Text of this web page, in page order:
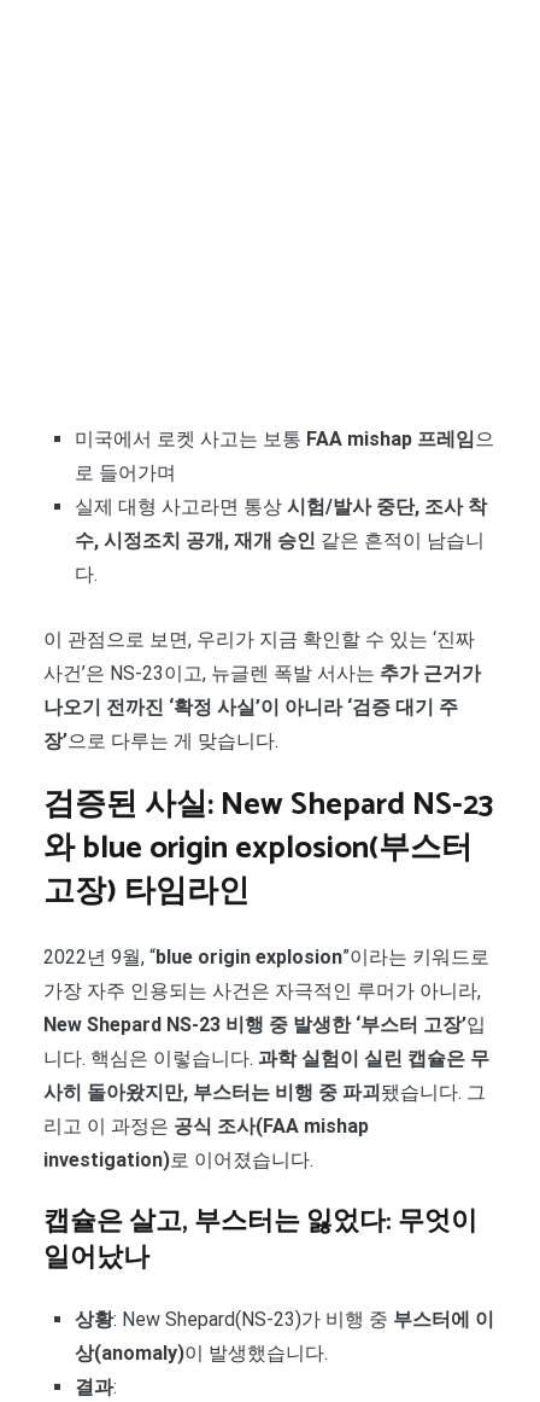
미국에서 로켓 사고는 보통 FAA mishap 프레임으
로 들어가며
실제 대형 사고라면 통상 시험/발사 중단, 조사 착
수, 시정조치 공개, 재개 승인 같은 흔적이 남습니
다.
이 관점으로 보면, 우리가 지금 확인할 수 있는 ‘진짜
사건’은 NS-23이고, 뉴글렌 폭발 서사는 추가 근거가
나오기 전까진 ‘확정 사실’이 아니라 ‘검증 대기 주
장’으로 다루는 게 맞습니다.
검증된 사실: New Shepard NS-23
와blue origin explosion(부스터
고장) 타임라인
2022년 9월, “blue origin explosion”이라는 키워드로
가장 자주 인용되는 사건은 자극적인 루머가 아니라,
New Shepard NS-23 비행 중 발생한 ‘부스터 고장’입
니다. 핵심은 이렇습니다. 과학 실험이 실린 캡슐은 무
사히 돌아왔지만, 부스터는 비행 중 파괴됐습니다. 그
리고 이 과정은 공식 조사(FAA mishap
investigation)로 이어졌습니다.
캡슐은 살고, 부스터는 잃었다: 무엇이
일어났나
상황: New Shepard(NS-23)가 비행 중 부스터에 이
상(anomaly)이 발생했습니다.
결과: